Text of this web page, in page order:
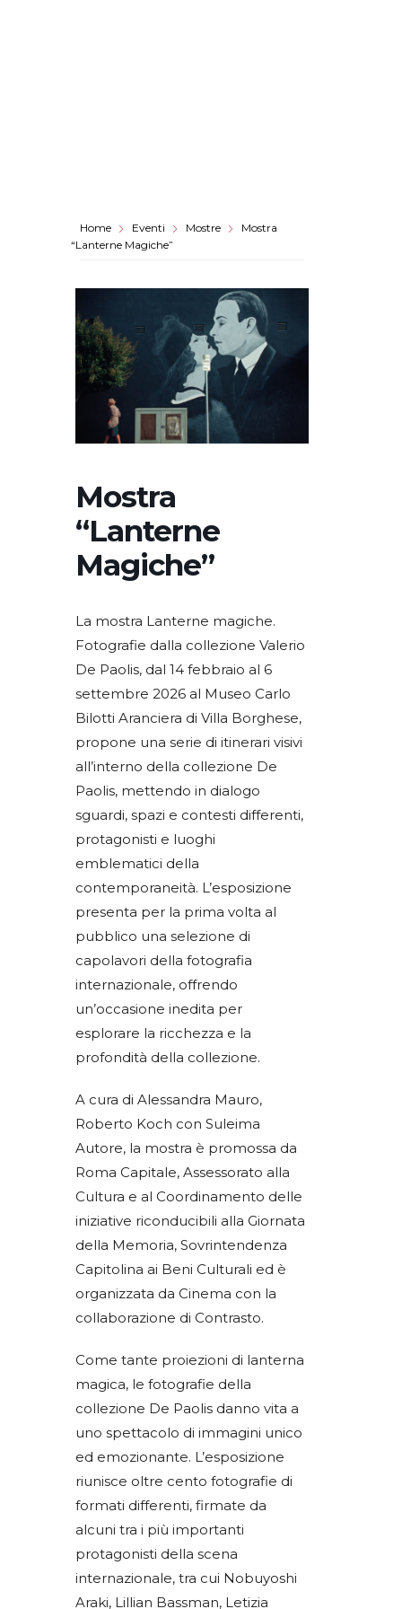
Home Eventi Mostre
Mostra
“Lanterne Magiche”
Mostra
“Lanterne
Magiche”
La mostra Lanterne magiche.
Fotografie dalla collezione Valerio
De Paolis, dal 14 febbraio al 6
settembre 2026 al Museo Carlo
Bilotti Aranciera di Villa Borghese,
propone una serie di itinerari visivi
all’interno della collezione De
Paolis, mettendo in dialogo
sguardi, spazi e contesti differenti,
protagonisti e luoghi
emblematici della
contemporaneità. L’esposizione
presenta per la prima volta al
pubblico una selezione di
capolavori della fotografia
internazionale, offrendo
un’occasione inedita per
esplorare la ricchezza e la
profondità della collezione.
A cura di Alessandra Mauro,
Roberto Koch con Suleima
Autore, la mostra è promossa da
Roma Capitale, Assessorato alla
Cultura e al Coordinamento delle
iniziative riconducibili alla Giornata
della Memoria, Sovrintendenza
Capitolina ai Beni Culturali ed è
organizzata da Cinema con la
collaborazione di Contrasto.
Come tante proiezioni di lanterna
magica, le fotografie della
collezione De Paolis danno vita a
uno spettacolo di immagini unico
ed emozionante. L’esposizione
riunisce oltre cento fotografie di
formati differenti, firmate da
alcuni tra i più importanti
protagonisti della scena
internazionale, tra cui Nobuyoshi
Araki, Lillian Bassman, Letizia